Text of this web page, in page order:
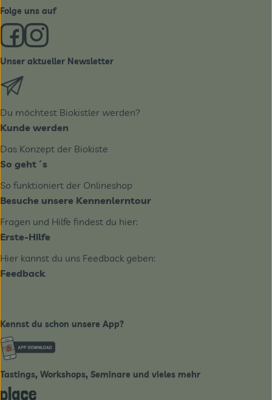
Folge uns auf
Externer Link zu https://www.facebook.com/derBiobote/
Externer Link zu https://www.instagram.com/
Unser aktueller Newsletter
Du möchtest Biokistler werden?
Kunde werden
Das Konzept der Biokiste
So geht´s
So funktioniert der Onlineshop
Besuche unsere Kennenlerntour
Fragen und Hilfe findest du hier:
Erste-Hilfe
Hier kannst du uns Feedback geben:
Feedback
Kennst du schon unsere App?
Externer Link zu https://www.biobote-
Tastings, Workshops, Seminare und vieles mehr
Externer Link zu https://place2bio.de/